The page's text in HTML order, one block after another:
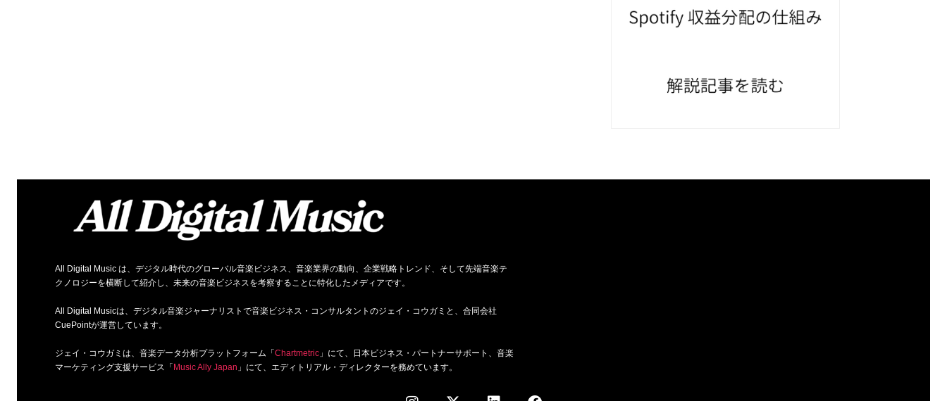
All Digital Music は、デジタル時代のグローバル音楽ビジネス、音楽業界の動向、企業戦略トレンド、そして先端音楽テ
クノロジーを横断して紹介し、未来の音楽ビジネスを考察することに特化したメディアです。
All Digital Musicは、デジタル音楽ジャーナリストで音楽ビジネス・コンサルタントのジェイ・コウガミと、合同会社
CuePointが運営しています。
ジェイ・コウガミは、音楽データ分析プラットフォーム「Chartmetric」にて、日本ビジネス・パートナーサポート、音楽
マーケティング支援サービス「Music Ally Japan 」にて、エディトリアル・ディレクターを務めています。